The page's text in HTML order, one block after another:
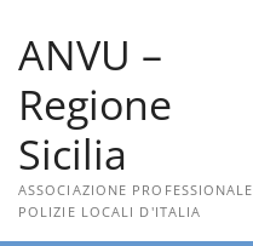
ANVU –
Regione
Sicilia
ASSOCIAZIONE PROFESSIONALE
POLIZIE LOCALI D'ITALIA